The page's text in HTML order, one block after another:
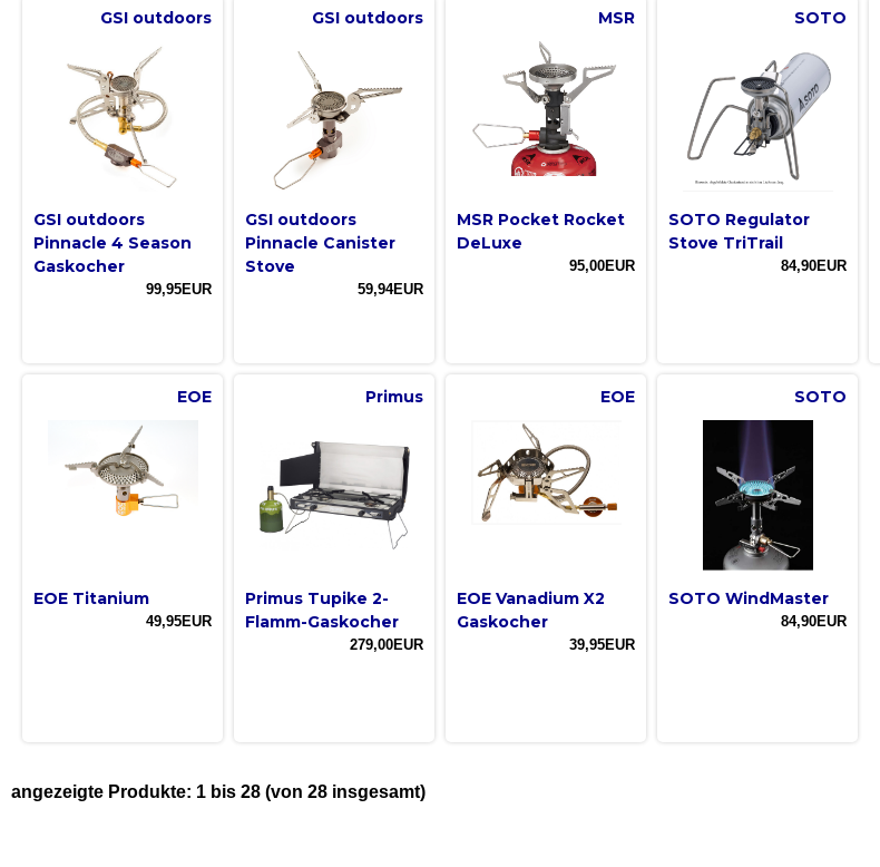
GSI outdoors
GSI outdoors
Pinnacle 4 Season
Gaskocher
99,95EUR
GSI outdoors
GSI outdoors
Pinnacle Canister
Stove
59,94EUR
MSR
MSR Pocket Rocket
DeLuxe
95,00EUR
SOTO
SOTO Regulator
Stove TriTrail
84,90EUR
EOE
EOE Titanium
49,95EUR
Primus
Primus Tupike 2-
Flamm-Gaskocher
279,00EUR
EOE
EOE Vanadium X2
Gaskocher
39,95EUR
SOTO
SOTO WindMaster
84,90EUR
angezeigte Produkte: 1 bis 28 (von 28 insgesamt)